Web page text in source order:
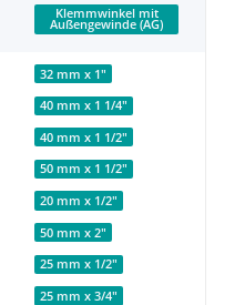
Klemmwinkel mit
Außengewinde (AG)
32 mm x 1"
40 mm x 1 1/4"
40 mm x 1 1/2"
50 mm x 1 1/2"
20 mm x 1/2"
50 mm x 2"
25 mm x 1/2"
25 mm x 3/4"